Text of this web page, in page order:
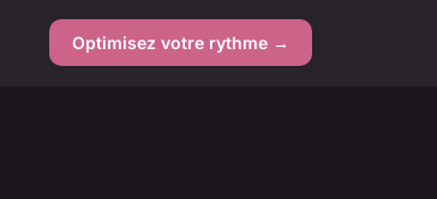
Optimisez votre rythme →